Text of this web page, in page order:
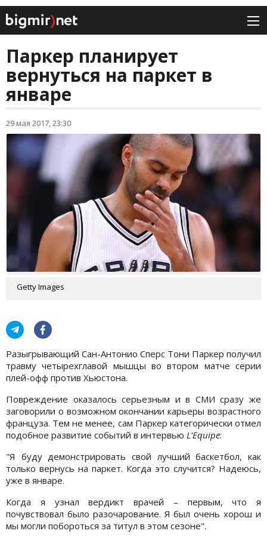
Паркер планирует
вернуться на паркет в
январе
29 мая 2017, 23:30
Getty Images
Разыгрывающий Сан-Антонио Сперс Тони Паркер получил
травму четырехглавой мышцы во втором матче серии
плей-офф против Хьюстона.
Повреждение оказалось серьезным и в СМИ сразу же
заговорили о возможном окончании карьеры возрастного
француза. Тем не менее, сам Паркер категорически отмел
подобное развитие событий в интервью L'Equipe:
"Я буду демонстрировать свой лучший баскетбол, как
только вернусь на паркет. Когда это случится? Надеюсь,
уже в январе.
Когда я узнал вердикт врачей – первым, что я
почувствовал было разочарование. Я был очень хорош и
мы могли побороться за титул в этом сезоне".